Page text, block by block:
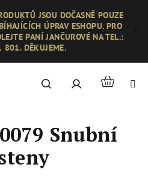
JSOU DOČASNĚ POUZE
ÚPRAV ESHOPU. PRO
PANÍ JANČUROVÉ NA TEL.:
DĚKUJEME.
Hledat PřihlášeníNákupní
Snubní